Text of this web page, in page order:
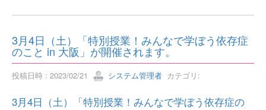
3月4日（土）「特別授業！みんなで学ぼう依存症
のこと in 大阪」が開催されます。
投稿日時 : 2023/02/21 システム管理者 カテゴリ:
3月4日（土）「特別授業！みんなで学ぼう依存症の